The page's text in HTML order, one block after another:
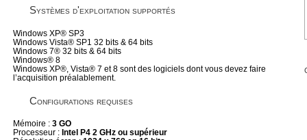
Systèmes d'exploitation supportés
Windows XP® SP3
Windows Vista® SP1 32 bits & 64 bits
Windows 7® 32 bits & 64 bits
Windows® 8
Windows XP®, Vista® 7 et 8 sont des logiciels dont vous devez faire
l’acquisition préalablement.
Configurations requises
Mémoire : 3 GO
Processeur : Intel P4 2 GHz ou supérieur